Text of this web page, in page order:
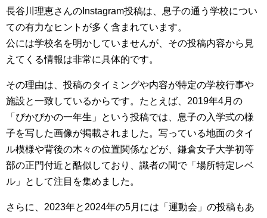
長谷川理恵さんのInstagram投稿は、息子の通う学校につい
ての有力なヒントが多く含まれています。
公には学校名を明かしていませんが、その投稿内容から見
えてくる情報は非常に具体的です。
その理由は、投稿のタイミングや内容が特定の学校行事や
施設と一致しているからです。たとえば、2019年4月の
「ぴかぴかの一年生」という投稿では、息子の入学式の様
子を写した画像が掲載されました。写っている地面のタイ
ル模様や背後の木々の位置関係などが、鎌倉女子大学初等
部の正門付近と酷似しており、識者の間で「場所特定レベ
ル」として注目を集めました。
さらに、2023年と2024年の5月には「運動会」の投稿もあ